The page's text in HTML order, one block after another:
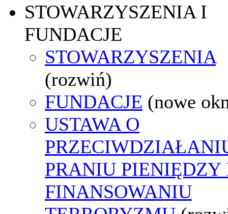
STOWARZYSZENIA I
FUNDACJE
STOWARZYSZENIA
(rozwiń)
FUNDACJE (nowe
USTAWA O
PRANIU PIENIĘDZY
FINANSOWANIU